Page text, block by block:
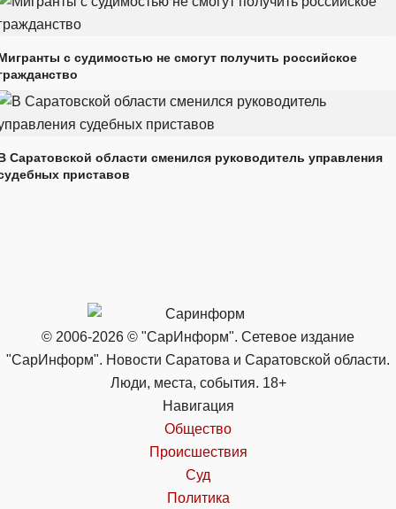
с судимостью не смогут получить российское
Саратовской области сменился руководитель управления
приставов
© 2006-2026 © "СарИнформ". Сетевое издание
"СарИнформ". Новости Саратова и Саратовской области.
Люди, места, события. 18+
Навигация
Общество
Происшествия
Суд
Политика